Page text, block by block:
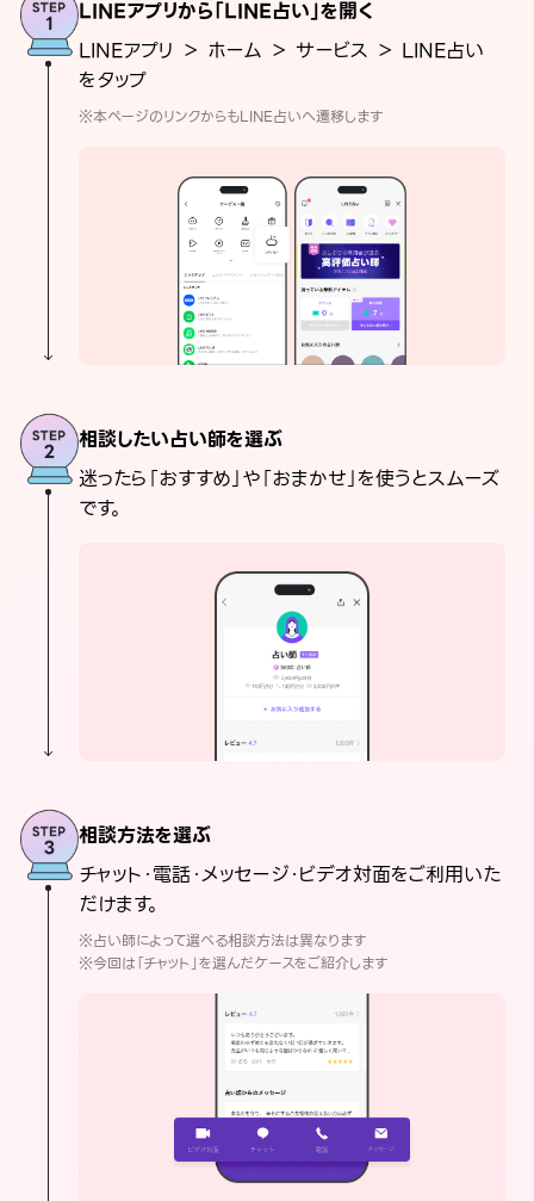
LINEアプリから「LINE占い」を開く
LINEアプリ ＞ ホーム ＞ サービス ＞ LINE占い
をタップ
※本ページのリンクからもLINE占いへ遷移します
相談したい占い師を選ぶ
迷ったら「おすすめ」や「おまかせ」を使うとスムーズ
です。
相談方法を選ぶ
チャット・電話・メッセージ・ビデオ対面をご利用いた
だけます。
※占い師によって選べる相談方法は異なります
※今回は「チャット」を選んだケースをご紹介します